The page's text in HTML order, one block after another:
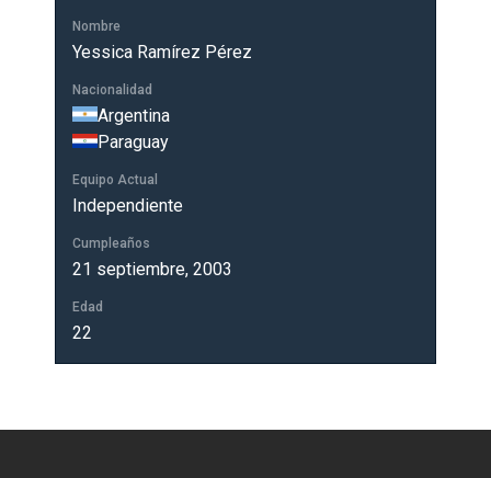
Nombre
Yessica Ramírez Pérez
Nacionalidad
Argentina
Paraguay
Equipo Actual
Independiente
Cumpleaños
21 septiembre, 2003
Edad
22